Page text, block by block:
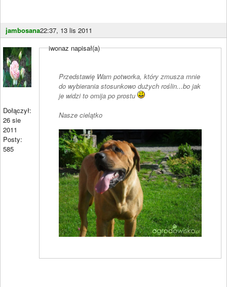
jambosana22:37, 13 lis 2011
Dołączył:
26 sie
2011
Posty:
585
iwonaz napisał(a)
Przedstawię Wam potworka, który zmusza mnie
do wybierania stosunkowo dużych roślin...bo jak
je widzi to omija po prostu
Nasze cielątko